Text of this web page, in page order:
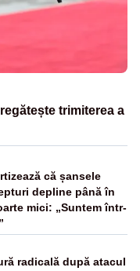
trimiterea a
că șansele
depline până în
mici: „Suntem într-
radicală după atacul